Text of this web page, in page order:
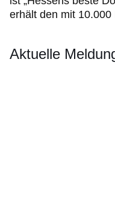
erhält den mit
Aktuelle